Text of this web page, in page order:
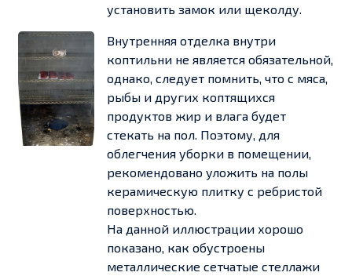
установить замок или щеколду.
Внутренняя отделка внутри
коптильни не является обязательной,
однако, следует помнить, что с мяса,
рыбы и других коптящихся
продуктов жир и влага будет
стекать на пол. Поэтому, для
облегчения уборки в помещении,
рекомендовано уложить на полы
керамическую плитку с ребристой
поверхностью.
На данной иллюстрации хорошо
показано, как обустроены
металлические сетчатые стеллажи